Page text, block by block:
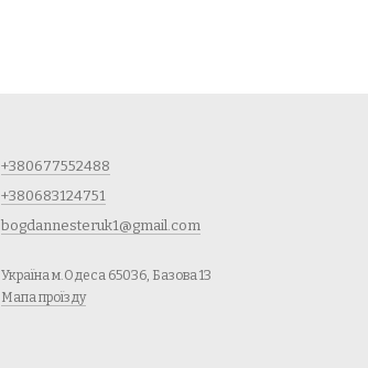
+380677552488
+380683124751
bogdannesteruk1@gmail.com
Україна м.Одеса 65036, Базова 13
Мапа проїзду